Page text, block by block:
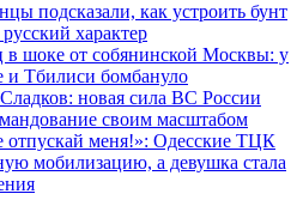
подсказали, как устроить бунт
характер
в шоке от собянинской Москвы: у
и Тбилиси бомбануло
новая сила ВС России
своим масштабом
отпускай меня!»: Одесские ТЦК
мобилизацию, а девушка стала